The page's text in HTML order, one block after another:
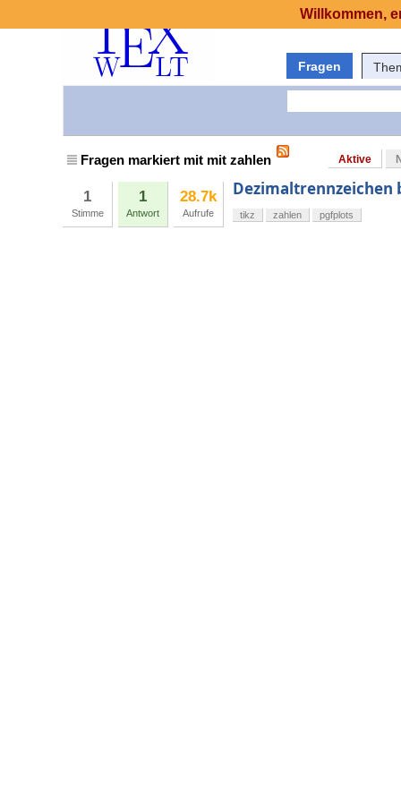
Fragen
Fragen markiert mit mit zahlen Aktive
1
Stimme
1
Antwort
28.7k
Aufrufe
Dezimaltrennzeichen
tikz zahlen pgfplots
Willkommen,